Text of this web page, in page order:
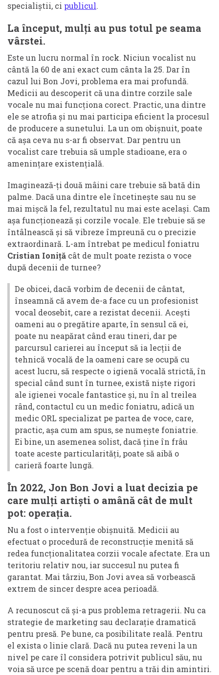
specialiștii, ci publicul.
La început, mulți au pus totul pe seama
vârstei.
Este un lucru normal în rock. Niciun vocalist nu
cântă la 60 de ani exact cum cânta la 25. Dar în
cazul lui Bon Jovi, problema era mai profundă.
Medicii au descoperit că una dintre corzile sale
vocale nu mai funcționa corect. Practic, una dintre
ele se atrofia și nu mai participa eficient la procesul
de producere a sunetului. La un om obișnuit, poate
că așa ceva nu s-ar fi observat. Dar pentru un
vocalist care trebuia să umple stadioane, era o
amenințare existențială.
Imaginează-ți două mâini care trebuie să bată din
palme. Dacă una dintre ele încetinește sau nu se
mai mișcă la fel, rezultatul nu mai este același. Cam
așa funcționează și corzile vocale. Ele trebuie să se
întâlnească și să vibreze împreună cu o precizie
extraordinară. L-am întrebat pe medicul foniatru
Cristian Ioniță cât de mult poate rezista o voce
după decenii de turnee?
De obicei, dacă vorbim de decenii de cântat,
înseamnă că avem de-a face cu un profesionist
vocal deosebit, care a rezistat decenii. Acești
oameni au o pregătire aparte, în sensul că ei,
poate nu neapărat când erau tineri, dar pe
parcursul carierei au început să ia lecții de
tehnică vocală de la oameni care se ocupă cu
acest lucru, să respecte o igienă vocală strictă, în
special când sunt în turnee, există niște rigori
ale igienei vocale fantastice și, nu în al treilea
rând, contactul cu un medic foniatru, adică un
medic ORL specializat pe partea de voce, care,
practic, așa cum am spus, se numește foniatrie.
Ei bine, un asemenea solist, dacă ține în frâu
toate aceste particularități, poate să aibă o
carieră foarte lungă.
În 2022, Jon Bon Jovi a luat decizia pe
care mulți artiști o amână cât de mult
pot: operația.
Nu a fost o intervenție obișnuită. Medicii au
efectuat o procedură de reconstrucție menită să
redea funcționalitatea corzii vocale afectate. Era un
teritoriu relativ nou, iar succesul nu putea fi
garantat. Mai târziu, Bon Jovi avea să vorbească
extrem de sincer despre acea perioadă.
A recunoscut că și-a pus problema retragerii. Nu ca
strategie de marketing sau declarație dramatică
pentru presă. Pe bune, ca posibilitate reală. Pentru
el exista o linie clară. Dacă nu putea reveni la un
nivel pe care îl considera potrivit publicul său, nu
voia să urce pe scenă doar pentru a trăi din amintiri.